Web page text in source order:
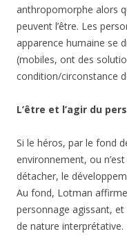
anthropomorphe alors
peuvent l’être. Les
apparence humaine se
(mobiles, ont des
condition/circonstance
L’être et l’agir du
Si le héros, par le fond
environnement, ou
détacher, le
Au fond, Lotman affirme
personnage agissant,
de nature interprétative.